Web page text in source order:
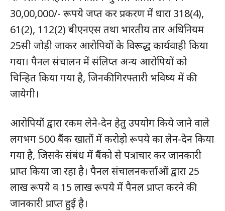
30,00,000/- रूपये जप्त कर प्रकरण में धारा 318(4),
61(2), 112(2) बीएनएस तथा भारतीय तार अधिनियम
25सी जोड़ी जाकर आरोपियों के विरूद्ध कार्यवाही किया
गया। पैनल संचालन में संलिप्त अन्य आरोपियों को
चिन्हित किया गया है, जिनकी गिरफ्तारी भविष्य में की
जायेगी।
आरोपियों द्वारा रकम लेने-देन हेतु उपयोग किये जाने वाले
लगभग 500 बैंक खातों में करोड़ो रूपये का लेन-देन किया
गया है, जिसके संबंध में बैंको से पत्राचार कर जानकारी
प्राप्त किया जा रहा है। पैनल संचालनकर्त्ताओं द्वारा 25
लाख रूपये व 15 लाख रूपये में पैनल प्राप्त करने की
जानकारी प्राप्त हुई है।